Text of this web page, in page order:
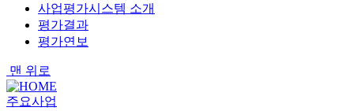
사업평가시스템 소개
평가결과
평가연보
맨 위로
주요사업